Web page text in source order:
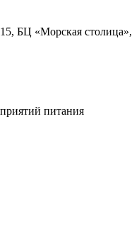
БЦ «Морская столица»,
питания